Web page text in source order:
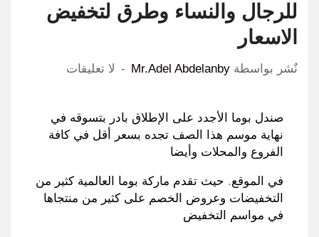
للرجال والنساء وطرق لتخفيض
الاسعار
نٌشر بواسطة Mr.Adel Abdelanby لا تعليقات
صندل بوما الأجدد على الإطلاق بادر بتسوقه في
نهاية موسم هذا الصف تجده بسعر أقل في كافة
الفروع والمحلات وأيضا
في الموقع. حيث تقدم ماركة بوما العالمية كثير من
التخفيضات وعروض الخصم على كثير من منتجاها
في مواسم التخفيض